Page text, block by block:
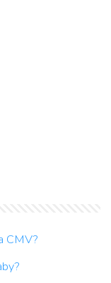
CMV?